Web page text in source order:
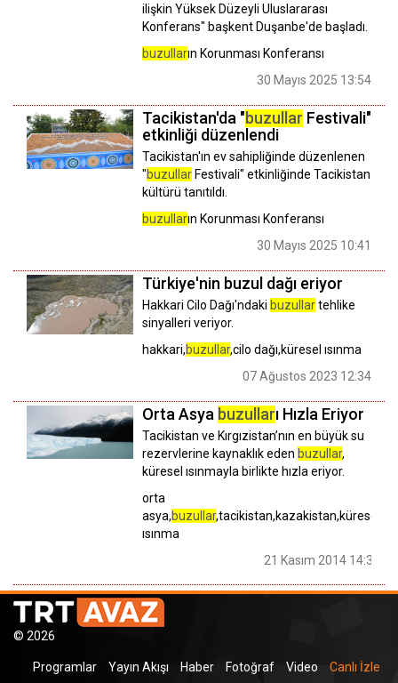
ilişkin Yüksek Düzeyli Uluslararası
Konferans" başkent Duşanbe'de başladı.
buzulların Korunması Konferansı
30 Mayıs 2025 13:54
Tacikistan'da "buzullar Festivali"
etkinliği düzenlendi
Tacikistan'ın ev sahipliğinde düzenlenen
"buzullar Festivali" etkinliğinde Tacikistan
kültürü tanıtıldı.
buzulların Korunması Konferansı
30 Mayıs 2025 10:41
Türkiye'nin buzul dağı eriyor
Hakkari Cilo Dağı'ndaki buzullartehlike
sinyalleri veriyor.
hakkari,buzullar,cilo dağı,küresel ısınma
07 Ağustos 2023 12:34
Orta Asya buzulları Hızla Eriyor
Tacikistan ve Kırgızistan’nın en büyük su
rezervlerine kaynaklık eden buzullar,
küresel ısınmayla birlikte hızla eriyor.
orta
asya,buzullar,tacikistan,kazakistan,küresel
ısınma
21 Kasım 2014 14:33
© 2026
Programlar Yayın Akışı Haber Fotoğraf Video Canlı İzle